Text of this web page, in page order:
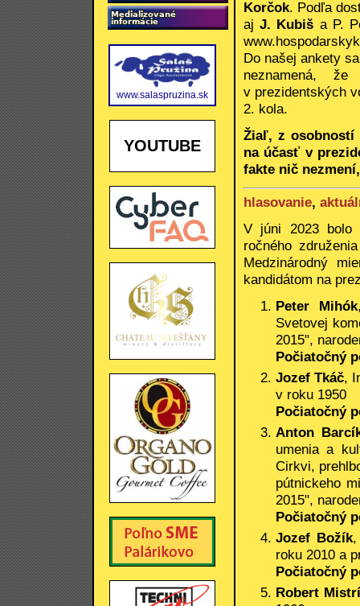
www.salaspruzina.sk
YOUTUBE
Korčok. Podľa
ajJ. Kubiš a P.
Do našej ankety
neznamená,
v prezidentských
2. kola.
Žiaľ, z osobností
na účasť v
fakte nič
hlasovanie,
V júni 2023 bolo
ročného
Medzinárodný
kandidátom na
Peter Mihók
Svetovej
2015",
Počiatočný
Jozef Tkáč,
v roku 1950
Počiatočný
Anton
umenia a
Cirkvi,
pútnickeho
2015",
Počiatočný
Jozef Božík,
roku 2010 a
Počiatočný
Robert